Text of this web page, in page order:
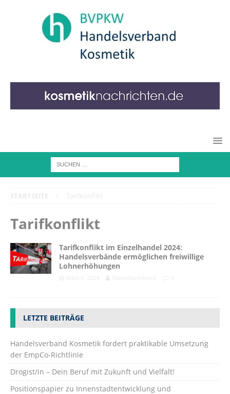
Tarifkonflikt
Tarifkonflikt im Einzelhandel 2024:
Handelsverbände ermöglichen freiwillige
Lohnerhöhungen
LETZTE BEITRÄGE
Handelsverband Kosmetik fordert praktikable Umsetzung
der EmpCo-Richtlinie
Drogist/in – Dein Beruf mit Zukunft und Vielfalt!
Positionspapier zu Innenstadtentwicklung und